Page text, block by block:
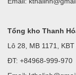
Tổng kho Thanh
Lô 28, MB 1171,
ĐT: +84968-999-970